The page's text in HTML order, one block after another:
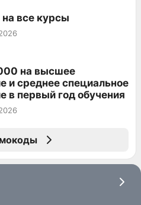
на все курсы
на высшее
и среднее специальное
в первый год обучения